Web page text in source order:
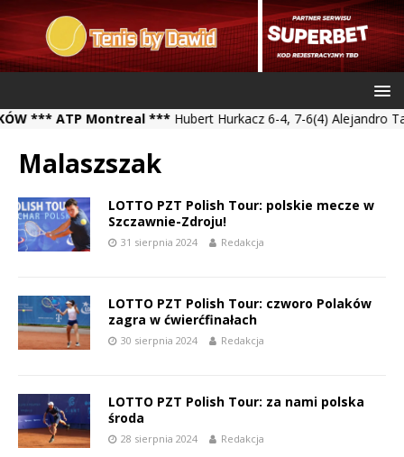
*** ATP Montreal ***Hubert Hurkacz 6-4, 7-6(4) Alejandro
Malaszszak
LOTTO PZT Polish Tour: polskie mecze w
Szczawnie-Zdroju!
31 sierpnia 2024 Redakcja
LOTTO PZT Polish Tour: czworo Polaków
zagra w ćwierćfinałach
30 sierpnia 2024 Redakcja
LOTTO PZT Polish Tour: za nami polska
środa
28 sierpnia 2024 Redakcja